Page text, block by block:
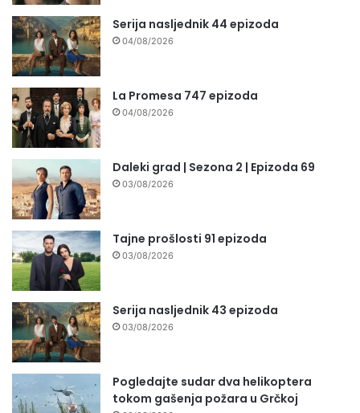
Serija nasljednik 44 epizoda
04/08/2026
La Promesa 747 epizoda
04/08/2026
Daleki grad | Sezona 2 | Epizoda 69
03/08/2026
Tajne prošlosti 91 epizoda
03/08/2026
Serija nasljednik 43 epizoda
03/08/2026
Pogledajte sudar dva helikoptera
tokom gašenja požara u Grčkoj